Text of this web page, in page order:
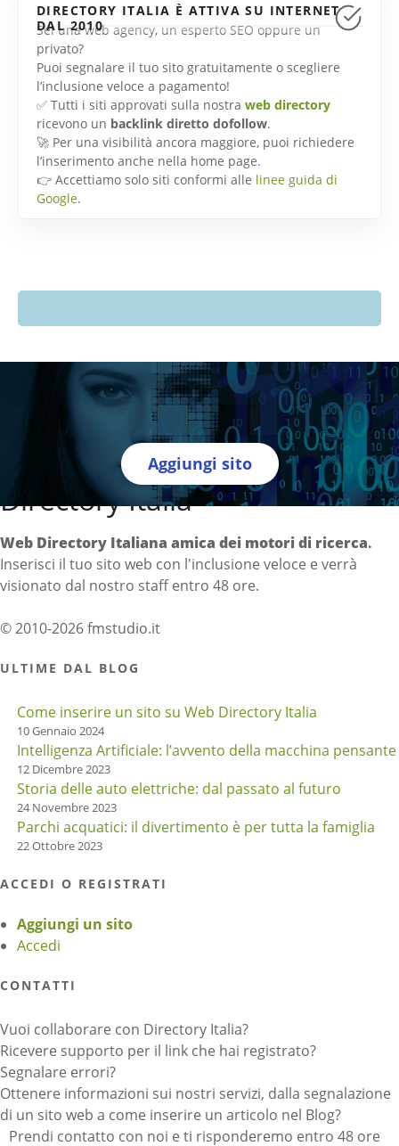
DIRECTORY ITALIA È ATTIVA SU INTERNET
DAL 2010
Sei una web agency, un esperto SEO oppure un
privato?
Puoi segnalare il tuo sito gratuitamente o scegliere
l’inclusione veloce a pagamento!
✅ Tutti i siti approvati sulla nostra web directory
ricevono un backlink diretto dofollow.
🚀 Per una visibilità ancora maggiore, puoi richiedere
l’inserimento anche nella home page.
👉 Accettiamo solo siti conformi alle linee guida di
Google.
Aggiungi sito
Directory Italia
Web Directory Italiana amica dei motori di ricerca.
Inserisci il tuo sito web con l'inclusione veloce e verrà
visionato dal nostro staff entro 48 ore.
© 2010-2026 fmstudio.it
ULTIME DAL BLOG
Come inserire un sito su Web Directory Italia
10 Gennaio 2024
Intelligenza Artificiale: l’avvento della macchina pensante
12 Dicembre 2023
Storia delle auto elettriche: dal passato al futuro
24 Novembre 2023
Parchi acquatici: il divertimento è per tutta la famiglia
22 Ottobre 2023
ACCEDI O REGISTRATI
Aggiungi un sito
Accedi
CONTATTI
Vuoi collaborare con Directory Italia?
Ricevere supporto per il link che hai registrato?
Segnalare errori?
Ottenere informazioni sui nostri servizi, dalla segnalazione
di un sito web a come inserire un articolo nel Blog?
Prendi contatto con noi e ti risponderemo entro 48 ore